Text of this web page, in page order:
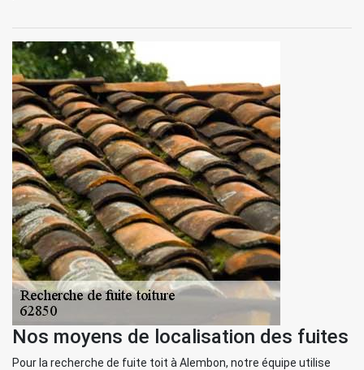
Nos moyens de localisation des fuites
Pour la recherche de fuite toit à Alembon, notre équipe utilise